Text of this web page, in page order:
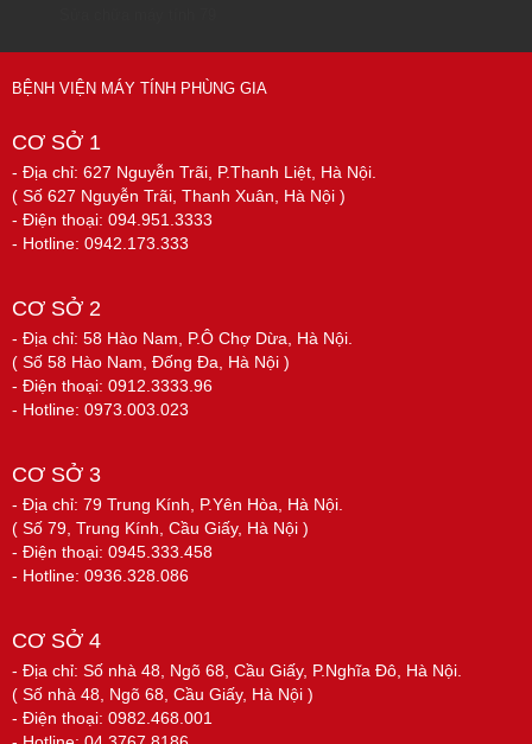
BỆNH VIỆN MÁY TÍNH PHÙNG GIA
CƠ SỞ 1
- Địa chỉ: 627 Nguyễn Trãi, P.Thanh Liệt, Hà Nội.
( Số 627 Nguyễn Trãi, Thanh Xuân, Hà Nội )
- Điện thoại: 094.951.3333
- Hotline: 0942.173.333
CƠ SỞ 2
- Địa chỉ: 58 Hào Nam, P.Ô Chợ Dừa, Hà Nội.
( Số 58 Hào Nam, Đống Đa, Hà Nội )
- Điện thoại: 0912.3333.96
- Hotline: 0973.003.023
CƠ SỞ 3
- Địa chỉ: 79 Trung Kính, P.Yên Hòa, Hà Nội.
( Số 79, Trung Kính, Cầu Giấy, Hà Nội )
- Điện thoại: 0945.333.458
- Hotline: 0936.328.086
CƠ SỞ 4
- Địa chỉ: Số nhà 48, Ngõ 68, Cầu Giấy, P.Nghĩa Đô, Hà Nội.
( Số nhà 48, Ngõ 68, Cầu Giấy, Hà Nội )
- Điện thoại: 0982.468.001